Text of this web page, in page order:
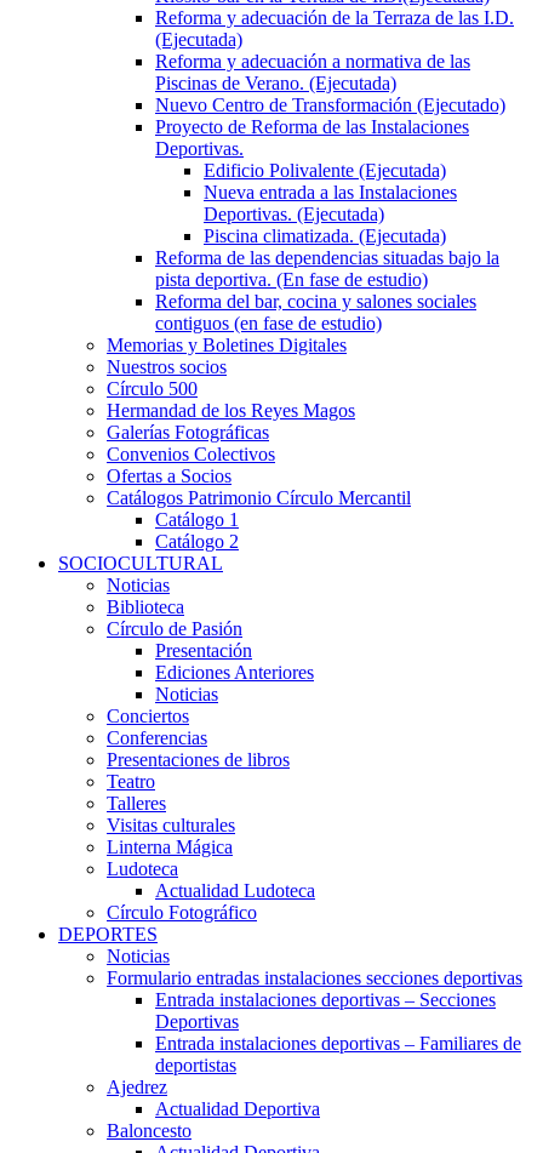
Reforma y adecuación de la Terraza de las I.D.
(Ejecutada)
Reforma y adecuación a normativa de las
Piscinas de Verano. (Ejecutada)
Nuevo Centro de Transformación (Ejecutado)
Proyecto de Reforma de las Instalaciones
Deportivas.
Edificio Polivalente (Ejecutada)
Nueva entrada a las Instalaciones
Deportivas. (Ejecutada)
Piscina climatizada. (Ejecutada)
Reforma de las dependencias situadas bajo la
pista deportiva. (En fase de estudio)
Reforma del bar, cocina y salones sociales
contiguos (en fase de estudio)
Memorias y Boletines Digitales
Nuestros socios
Círculo 500
Hermandad de los Reyes Magos
Galerías Fotográficas
Convenios Colectivos
Ofertas a Socios
Catálogos Patrimonio Círculo Mercantil
Catálogo 1
Catálogo 2
SOCIOCULTURAL
Noticias
Biblioteca
Círculo de Pasión
Presentación
Ediciones Anteriores
Noticias
Conciertos
Conferencias
Presentaciones de libros
Teatro
Talleres
Visitas culturales
Linterna Mágica
Ludoteca
Actualidad Ludoteca
Círculo Fotográfico
DEPORTES
Noticias
Formulario entradas instalaciones secciones deportivas
Entrada instalaciones deportivas – Secciones
Deportivas
Entrada instalaciones deportivas – Familiares de
deportistas
Ajedrez
Actualidad Deportiva
Baloncesto